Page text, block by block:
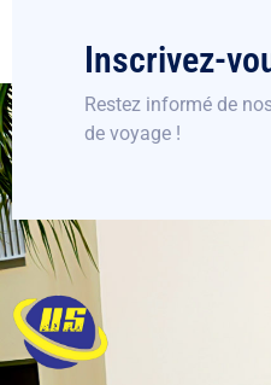
Inscrivez-
Restez informé de
de voyage !